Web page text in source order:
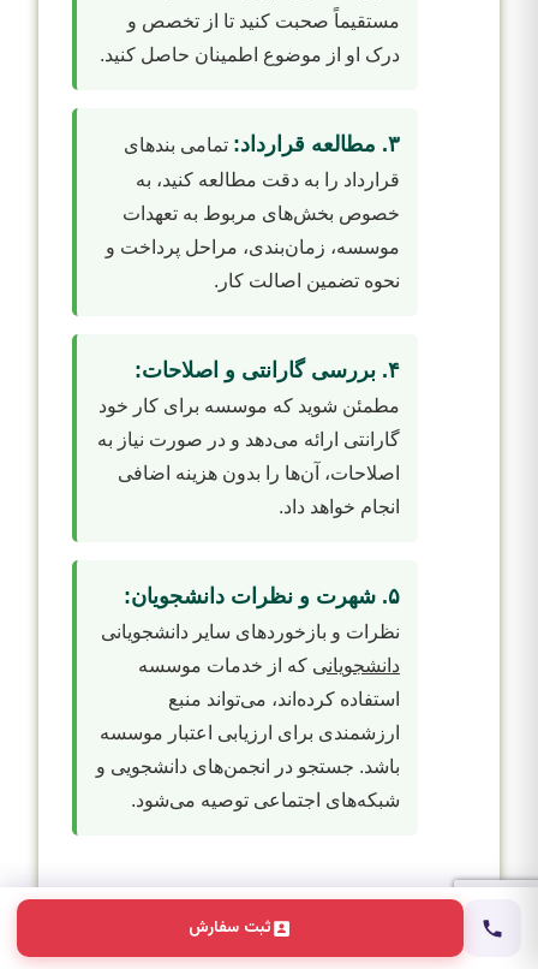
ثبت سفارش
مستقیماً صحبت کنید تا از تخصص و
درک او از موضوع اطمینان حاصل کنید.
۳. مطالعه قرارداد:
تمامی بندهای
قرارداد را به دقت مطالعه کنید، به
خصوص بخش‌های مربوط به تعهدات
موسسه، زمان‌بندی، مراحل پرداخت و
نحوه تضمین اصالت کار.
۴. بررسی گارانتی و اصلاحات:
مطمئن شوید که موسسه برای کار خود
گارانتی ارائه می‌دهد و در صورت نیاز به
اصلاحات، آن‌ها را بدون هزینه اضافی
انجام خواهد داد.
۵. شهرت و نظرات دانشجویان:
نظرات و بازخوردهای سایر دانشجویانی
دانشجویانی که از خدمات موسسه
استفاده کرده‌اند، می‌تواند منبع
ارزشمندی برای ارزیابی اعتبار موسسه
باشد. جستجو در انجمن‌های دانشجویی و
شبکه‌های اجتماعی توصیه می‌شود.
سوالات متداول (FAQ)